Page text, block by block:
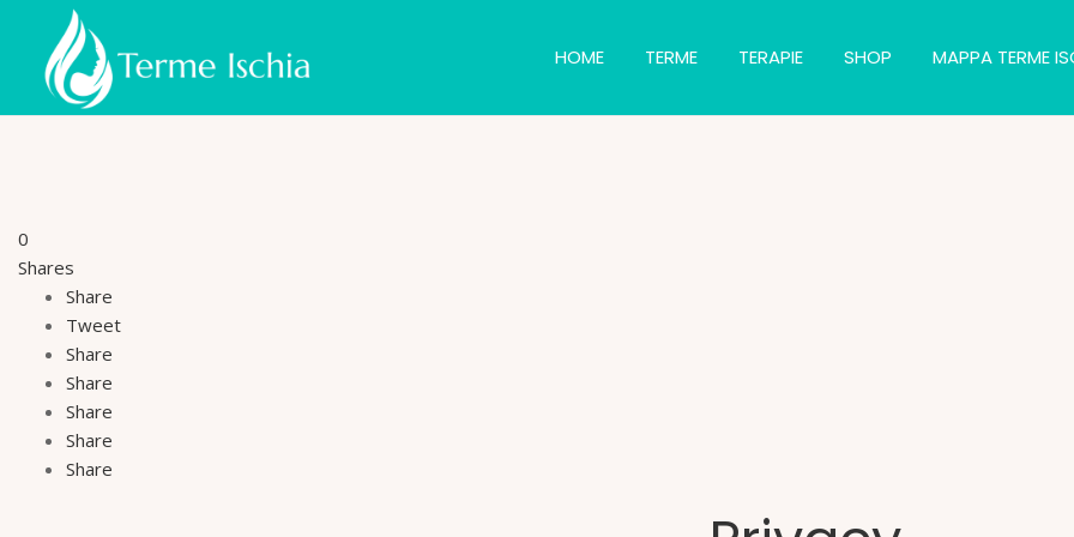
HOME TERME TERAPIE SHOP MAPPA TERME
0
Shares
Share
Tweet
Share
Share
Share
Share
Share